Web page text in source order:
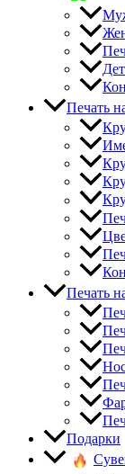
Печать
Печать
Подарки